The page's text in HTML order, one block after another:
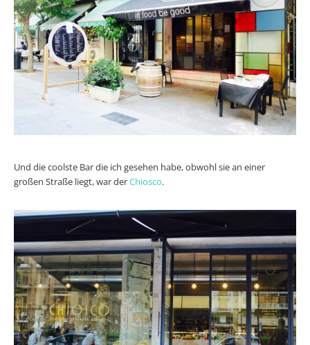
Und die coolste Bar die ich gesehen habe, obwohl sie an einer
großen Straße liegt, war derChiosco.